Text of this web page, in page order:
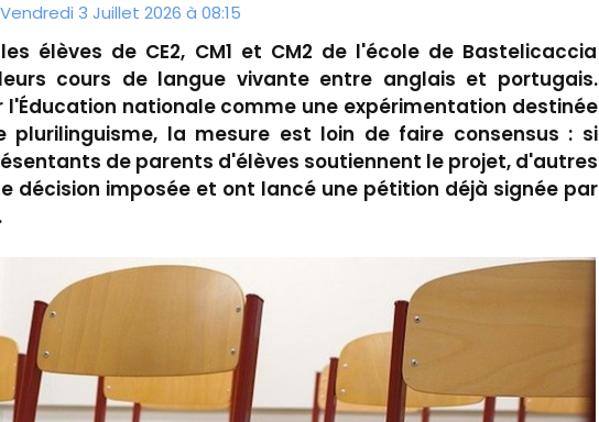
3 Juillet 2026 à 08:15
élèves de CE2, CM1 et CM2 de l'école de Bastelicaccia
cours de langue vivante entre anglais et portugais.
l'Éducation nationale comme une expérimentation destinée
plurilinguisme, la mesure est loin de faire consensus : si
de parents d'élèves soutiennent le projet, d'autres
décision imposée et ont lancé une pétition déjà signée par